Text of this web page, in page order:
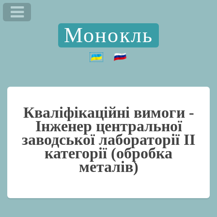
Монокль
Кваліфікаційні вимоги -
Інженер центральної
заводської лабораторії II
категорії (обробка
металів)